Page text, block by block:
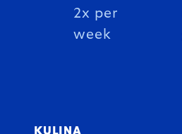
2x per
week
KULINA